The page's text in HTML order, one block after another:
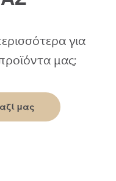
για
μας;
μας